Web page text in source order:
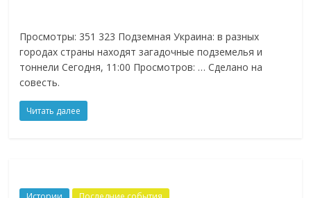
Просмотры: 351 323 Подземная Украина: в разных
городах страны находят загадочные подземелья и
тоннели Сегодня, 11:00 Просмотров: … Сделано на
совесть.
Читать далее